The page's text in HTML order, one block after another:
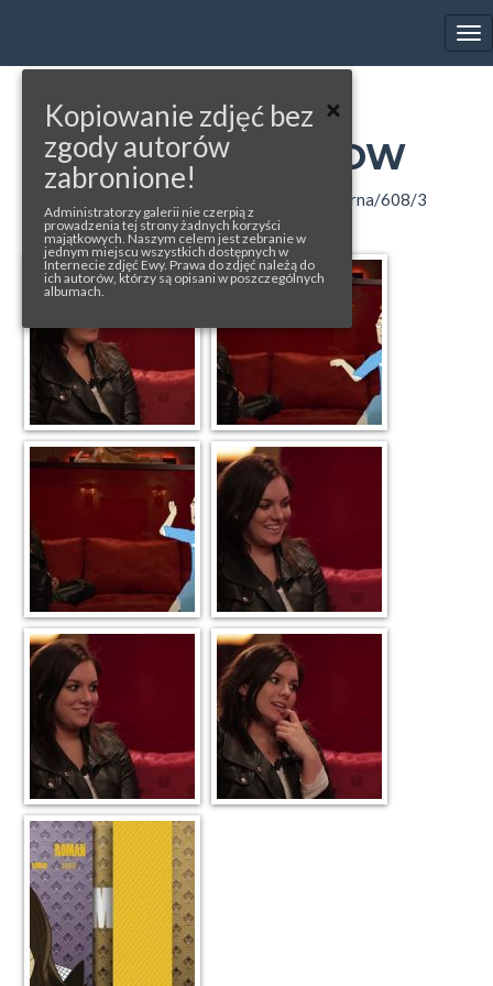
« back to album
ROMAN TALKSHOW
www.lokaltv.sk/roman-talkshow-02-ewa-farna/608/3
Kopiowanie zdjęć bez
zgody autorów
zabronione!
Administratorzy galerii nie czerpią z
prowadzenia tej strony żadnych korzyści
majątkowych. Naszym celem jest zebranie w
jednym miejscu wszystkich dostępnych w
Internecie zdjęć Ewy. Prawa do zdjęć należą do
ich autorów, którzy są opisani w poszczególnych
albumach.